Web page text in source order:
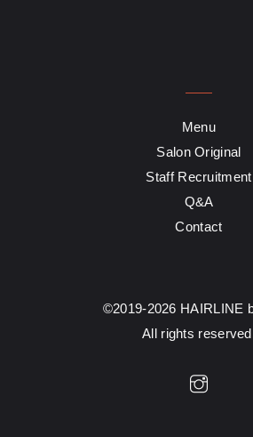
Menu
Salon Original
Staff Recruitment
Q&A
Contact
©2019-2026 HAIRLINE
All rights